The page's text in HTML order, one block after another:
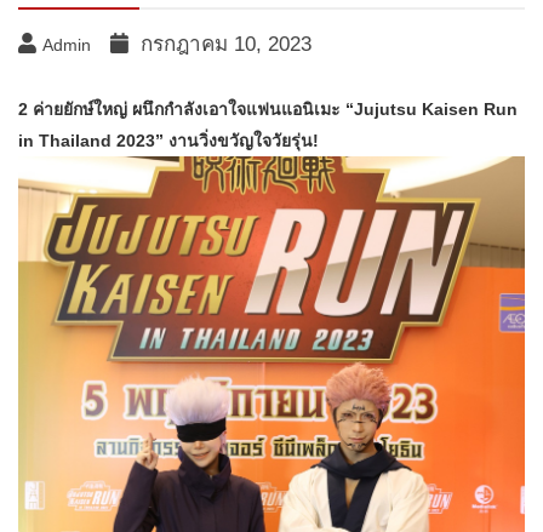
Admin กรกฎาคม 10, 2023
2 ค่ายยักษ์ใหญ่ ผนึกกำลังเอาใจแฟนแอนิเมะ “Jujutsu Kaisen Run
in Thailand 2023” งานวิ่งขวัญใจวัยรุ่น!